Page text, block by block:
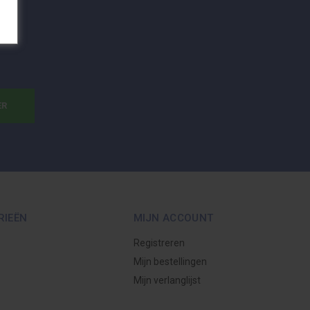
MIJN ACCOUNT
Registreren
Mijn bestellingen
Mijn verlanglijst